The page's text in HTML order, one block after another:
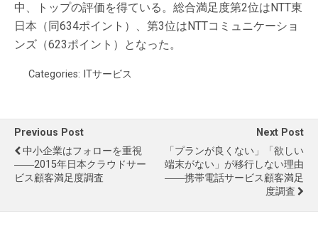
中、トップの評価を得ている。総合満足度第2位はNTT東
日本（同634ポイント）、第3位はNTTコミュニケーショ
ンズ（623ポイント）となった。
Categories: ITサービス
Previous Post
中小企業はフォローを重視
――2015年日本クラウドサー
ビス顧客満足度調査
Next Post
「プランが良くない」「欲しい
端末がない」が移行しない理由
――携帯電話サービス顧客満足
度調査